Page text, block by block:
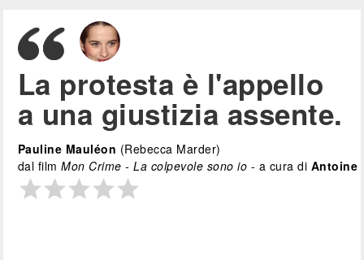
La protesta è l'appello
a una giustizia assente.
Pauline Mauléon (Rebecca Marder)
dal filmMon Crime - La colpevole sono io - a cura di Antoine